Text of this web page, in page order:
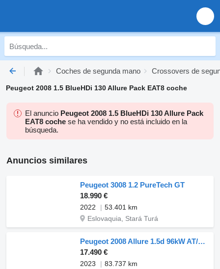
Coches de segunda mano Crossovers de
Peugeot 2008 1.5 BlueHDi 130 Allure Pack EAT8 coche
El anuncio Peugeot 2008 1.5 BlueHDi 130 Allure Pack
EAT8 coche se ha vendido y no está incluido en la
búsqueda.
Anuncios similares
Peugeot 3008 1.2 PureTech GT
18.990 €
2022
53.401 km
Eslovaquia, Stará Turá
Peugeot 2008 Allure 1.5d 96kW AT/8 / AJ NA SPLÁTKY / PROTIÚČET
17.490 €
2023
83.737 km